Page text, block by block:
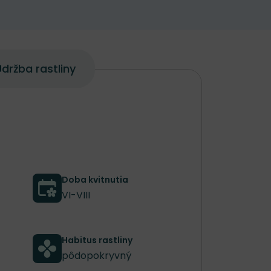
rastliny
Doba kvitnutia
VI-VIII
Habitus rastliny
pôdopokryvný